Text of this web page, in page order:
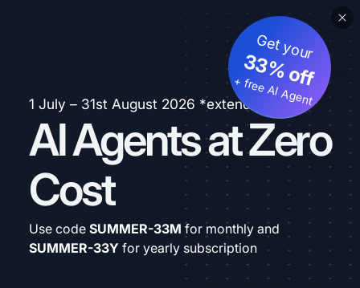
1 July – 31st August 2026 *extended
AI Agents at Zero
Cost
Get your
33% off
+ free AI Agent
Use code SUMMER-33M for monthly and
SUMMER-33Y for yearly subscription